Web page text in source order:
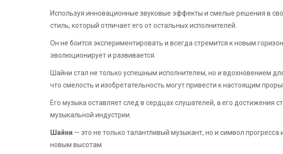
Используя инновационные звуковые эффекты и смелые решения в
стиль, который отличает его от остальных исполнителей.
Он не боится экспериментировать и всегда стремится к новым
эволюционирует и развивается.
Шайни стал не только успешным исполнителем, но и вдохновением
что смелость и изобретательность могут привести к настоящим
Его музыка оставляет след в сердцах слушателей, а его достижения
музыкальной индустрии.
Шайни — это не только талантливый музыкант, но и символ прогресса
новым высотам.